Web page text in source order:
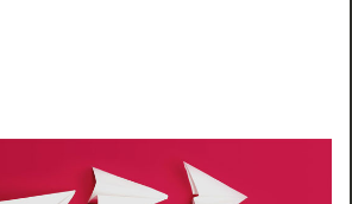
estar construidos antes de 1998, tener